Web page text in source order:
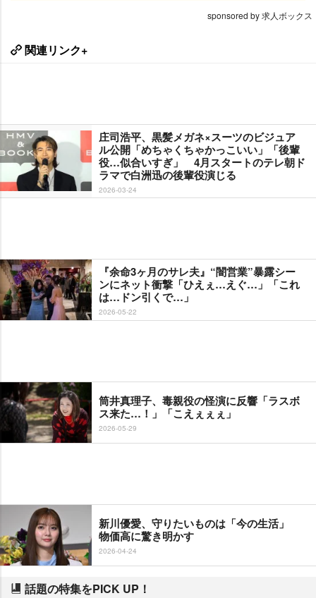
sponsored by 求人ボックス
関連リンク+
庄司浩平、黒髪メガネ×スーツのビジュア
ル公開「めちゃくちゃかっこいい」「後輩
役…似合いすぎ」 4月スタートのテレ朝ド
ラマで白洲迅の後輩役演じる
2026-03-24
『余命3ヶ月のサレ夫』“闇営業”暴露シー
ンにネット衝撃「ひえぇ…えぐ…」「これ
は…ドン引くで…」
2026-05-22
筒井真理子、毒親役の怪演に反響「ラスボ
ス来た…！」「こえぇぇぇ」
2026-05-29
新川優愛、守りたいものは「今の生活」
物価高に驚き明かす
2026-04-24
話題の特集をPICK UP！